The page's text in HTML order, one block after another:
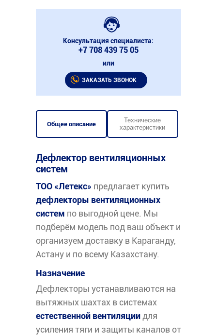
Консультация специалиста:
+7 708 439 75 05
или
ЗАКАЗАТЬ ЗВОНОК
Общее описание
Технические
характеристики
Дефлектор вентиляционных
систем
ТОО «Летекс» предлагает купить
дефлекторы вентиляционных
систем по выгодной цене. Мы
подберём модель под ваш объект и
организуем доставку в Караганду,
Астану и по всему Казахстану.
Назначение
Дефлекторы устанавливаются на
вытяжных шахтах в системах
естественной вентиляции для
усиления тяги и защиты каналов от